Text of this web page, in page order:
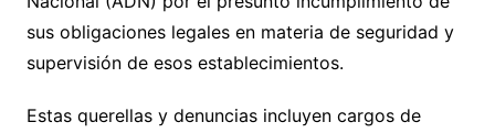
sus obligaciones legales en materia de seguridad y
supervisión de esos establecimientos.
Estas querellas y denuncias incluyen cargos de